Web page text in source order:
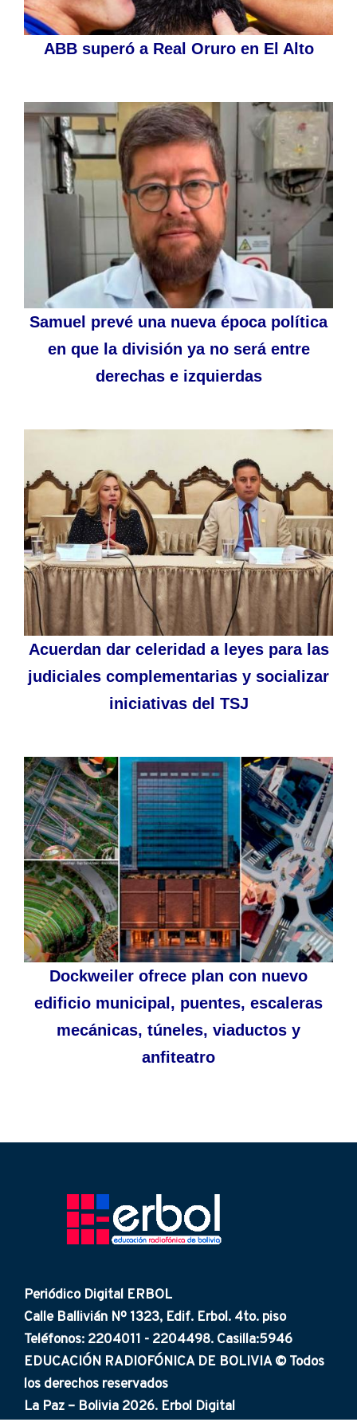
ABB superó a Real Oruro en El Alto
Samuel prevé una nueva época política
en que la división ya no será entre
derechas e izquierdas
Acuerdan dar celeridad a leyes para las
judiciales complementarias y socializar
iniciativas del TSJ
Dockweiler ofrece plan con nuevo
edificio municipal, puentes, escaleras
mecánicas, túneles, viaductos y
anfiteatro
Periódico Digital ERBOL
Calle Ballivián Nº 1323, Edif. Erbol. 4to. piso
Teléfonos: 2204011 - 2204498. Casilla:5946
EDUCACIÓN RADIOFÓNICA DE BOLIVIA © Todos
los derechos reservados
La Paz – Bolivia 2026. Erbol Digital